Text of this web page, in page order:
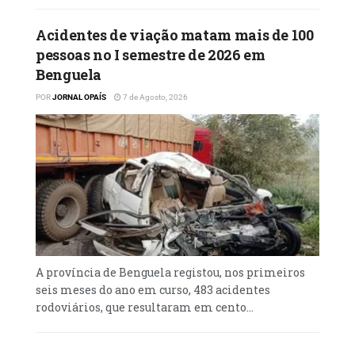
‎”Acho que aquilo foi algo inclinado na
minha mente. Parece demónio a usar-me,
porque até hoje eu não entendo o motivo.
Não fui expulso, eu mesmo é quem desisti”,
salientou.
Acidentes de viação matam mais de 100
pessoas no I semestre de 2026 em
Benguela
PORJORNAL OPAÍS 7 de Agosto, 2026
A província de Benguela registou, nos primeiros
seis meses do ano em curso, 483 acidentes
rodoviários, que resultaram em cento...